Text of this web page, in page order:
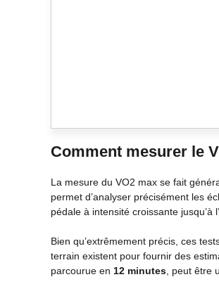
Comment mesurer le
La mesure du VO2 max se fait
permet d’analyser précisément les
pédale à intensité croissante jusqu’à
Bien qu’extrêmement précis, ces
terrain existent pour fournir des
parcourue en 12 minutes, peut être